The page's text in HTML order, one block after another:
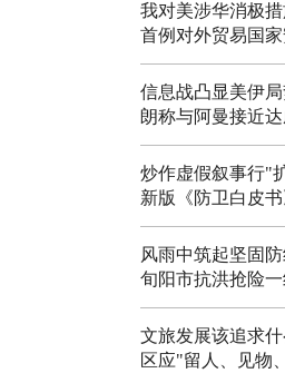
我对美涉华消极措
首例对外贸易国
信息战凸显美伊
朗称与阿曼接近
炒作虚假叙事行"
新版《防卫白皮
风雨中筑起坚固
旬阳市抗洪抢险
文旅发展该追求什
区应"留人、见物